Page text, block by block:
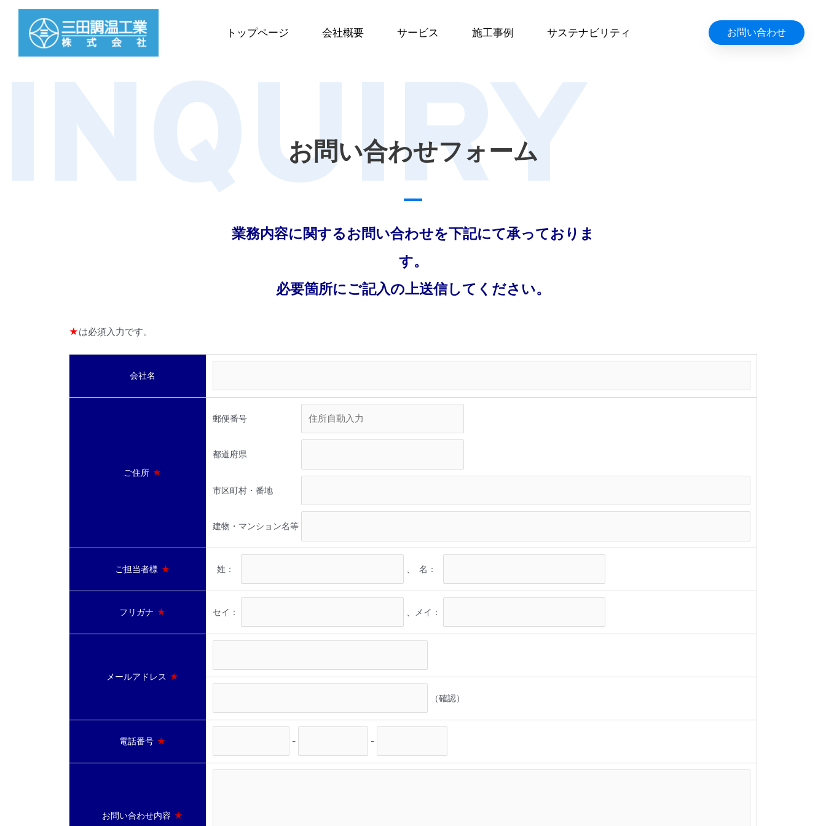
トップページ 会社概要 サービス 施工事例 サステナビリティ お問い合わせ
お問い合わせフォーム
業務内容に関するお問い合わせを下記にて承っておりま
す。
必要箇所にご記入の上送信してください。
★は必須入力です。
会社名
ご住所 ★
郵便番号
都道府県
市区町村・番地
建物・マンション名等
ご担当者様 ★ 姓： 名：
フリガナ ★ セイ： メイ：
メールアドレス ★
（確認）
電話番号 ★ - -
お問い合わせ内容 ★
INQUIRY